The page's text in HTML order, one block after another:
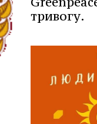
тривогу.